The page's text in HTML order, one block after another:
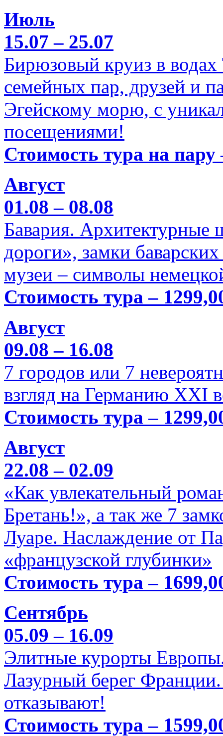
Июль
15.07 – 25.07
Бирюзовый круиз в
семейных пар, друзей и
Эгейскому морю, с
посещениями!
Стоимость тура на пару
Август
01.08 – 08.08
Бавария. Архитектурные
дороги», замки
музеи – символы
Стоимость тура –
Август
09.08 – 16.08
7 городов или 7
взгляд на Германию XXI
Стоимость тура –
Август
22.08 – 02.09
«Как увлекательный
Бретань!», а так же 7
Луаре. Наслаждение от
«французской глубинки»
Стоимость тура –
Сентябрь
05.09 – 16.09
Элитные курорты
Лазурный берег
отказывают!
Стоимость тура –